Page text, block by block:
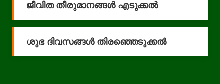
ജീവിത തീരുമാനങ്ങൾ എടുക്കൽ
ശുഭ ദിവസങ്ങൾ തിരഞ്ഞെടുക്കൽ